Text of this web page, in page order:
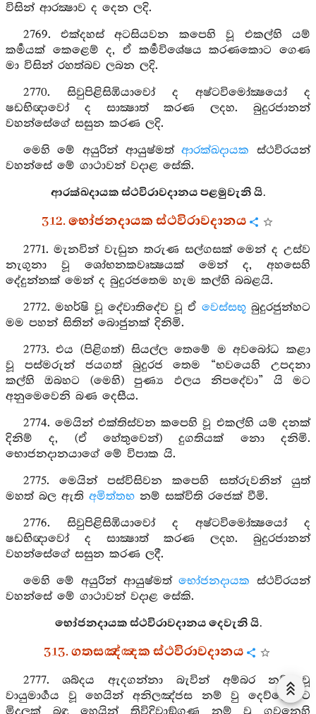
විසින් ආරක්‍ෂාව ද දෙන ලදි.
2769. එක්දහස් අටසියවන කපෙහි වූ එකල්හි යම්
කර්‍මයක් කෙළෙම් ද, ඒ කර්‍මවිශේෂය කරණකොට ගෙණ
මා විසින් රහත්බව ලබන ලදි.
2770. සිවුපිළිසිඹියාවෝ ද අෂ්ටවිමෝක්‍ෂයෝ ද
ෂඩභිඥාවෝ ද සාක්‍ෂාත් කරණ ලදහ. බුදුරජානන්
වහන්සේගේ සසුන කරණ ලදි.
මෙහි මේ අයුරින් ආයුෂ්මත්ආරක්ඛදායක ස්ථවිරයන්
වහන්සේ මේ ගාථාවන් වදාළ සේකි.
ආරක්ඛදායක ස්ථවිරාවදානය පළමුවැනි යි.
312. භෝජනදායක ස්ථවිරාවදානය
2771. මැනවින් වැඩුන තරුණ සල්ගසක් මෙන් ද උස්ව
නැගුනා වූ ශෝභනකවෘක්‍ෂයක් මෙන් ද, අහසෙහි
දේදුන්නක් මෙන් ද බුදුරජතෙම හැම කල්හි බබළයි.
2772. මහර්ෂි වූ දේවාතිදේව වූ ඒ වෙස්සභූබුදුරජුන්හට
මම පහන් සිතින් බොජුනක් දිනිමි.
2773. එය (පිළිගත්) සියල්ල තෙමේ ම අවබෝධ කළා
වූ පස්මරුන් ජයගත් බුදුරජ තෙම “භවයෙහි උපදනා
කල්හි ඔබහට (මෙහි) පුණ්‍ය ඵලය නිපදේවා” යි මට
අනුමෙවෙනි බණ දෙසීය.
2774. මෙයින් එක්තිස්වන කපෙහි වූ එකල්හි යම් දනක්
දිනිම් ද, (ඒ හේතුවෙන්) දුගතියක් නො දනිමි.
භොජනදානයාගේ මේ විපාක යි.
2775. මෙයින් පස්විසිවන කපෙහි සත්රුවනින් යුත්
මහත් බල ඇති අමිත්තභ නම් සක්විති රජෙක් වීමි.
2776. සිවුපිළිසිඹියාවෝ ද අෂ්ටවිමෝක්‍ෂයෝ ද
ෂඩභිඥාවෝ ද සාක්‍ෂාත් කරණ ලදහ. බුදුරජානන්
වහන්සේගේ සසුන කරණ ලදී.
මෙහි මේ අයුරින් ආයුෂ්මත්භෝජනදායක ස්ථවිරයන්
වහන්සේ මේ ගාථාවන් වදාළ සේකි.
භෝජනදායක ස්ථවිරාවදානය දෙවැනි යි.
313. ගතසඤ්ඤක ස්ථවිරාවදානය
2777. ශබ්දය ඇදගන්නා බැවින් අම්බර නම් වූ
වායුමාර්‍ගය වූ හෙයින් අනිලඤ්ජස නම් වු දෙව්ලොවට